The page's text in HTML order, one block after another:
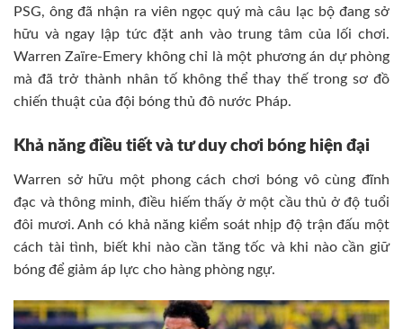
PSG, ông đã nhận ra viên ngọc quý mà câu lạc bộ đang sở
hữu và ngay lập tức đặt anh vào trung tâm của lối chơi.
Warren Zaïre-Emery không chỉ là một phương án dự phòng
mà đã trở thành nhân tố không thể thay thế trong sơ đồ
chiến thuật của đội bóng thủ đô nước Pháp.
Khả năng điều tiết và tư duy chơi bóng hiện đại
Warren sở hữu một phong cách chơi bóng vô cùng đĩnh
đạc và thông minh, điều hiếm thấy ở một cầu thủ ở độ tuổi
đôi mươi. Anh có khả năng kiểm soát nhịp độ trận đấu một
cách tài tình, biết khi nào cần tăng tốc và khi nào cần giữ
bóng để giảm áp lực cho hàng phòng ngự.